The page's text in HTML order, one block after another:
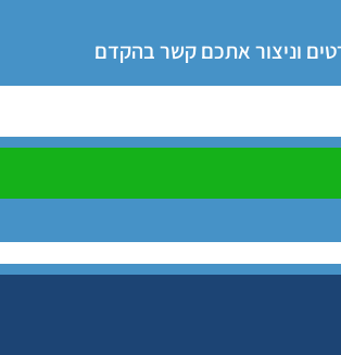
וניצור אתכם קשר בהקדם